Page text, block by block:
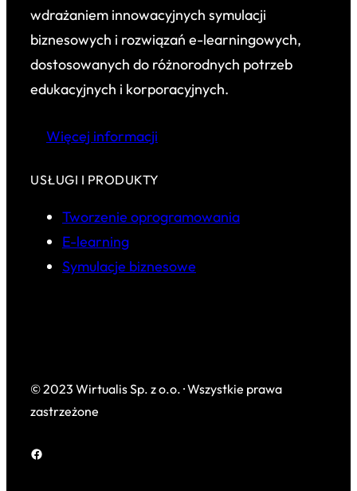
wdrażaniem innowacyjnych symulacji
biznesowych i rozwiązań e-learningowych,
dostosowanych do różnorodnych potrzeb
edukacyjnych i korporacyjnych.
Więcej informacji
USŁUGI I PRODUKTY
Tworzenie oprogramowania
E-learning
Symulacje biznesowe
© 2023 Wirtualis Sp. z o.o. · Wszystkie prawa
zastrzeżone
Facebook